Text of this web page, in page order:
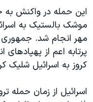
پرتابه اعم از
کروز به اسرائیل شلیک